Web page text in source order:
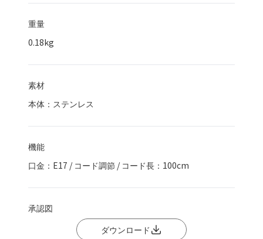
重量
0.18kg
素材
本体：ステンレス
機能
口金：E17 / コード調節 / コード長：100cm
承認図
ダウンロード